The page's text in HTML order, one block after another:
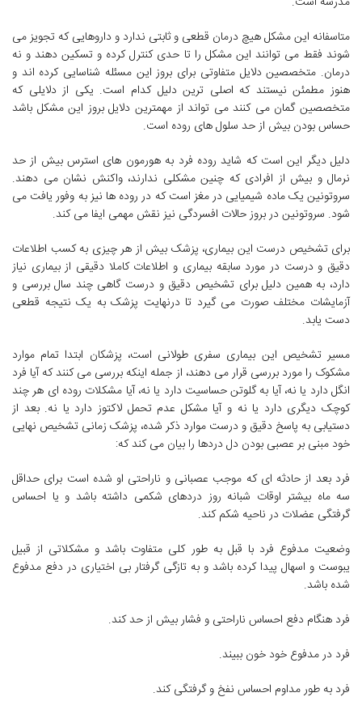
متاسفانه این مشکل هیچ درمان قطعی و ثابتی ندارد و داروهایی که تجویز می
شوند فقط می توانند این مشکل را تا حدی کنترل کرده و تسکین دهند و نه
درمان. متخصصین دلایل متفاوتی برای بروز این مسئله شناسایی کرده اند و
هنوز مطمئن نیستند که اصلی ترین دلیل کدام است. یکی از دلایلی که
متخصصین گمان می کنند می تواند از مهمترین دلایل بروز این مشکل باشد
حساس بودن بیش از حد سلول های روده است.
دلیل دیگر این است که شاید روده فرد به هورمون های استرس بیش از حد
نرمال و بیش از افرادی که چنین مشکلی ندارند، واکنش نشان می دهند.
سروتونین یک ماده شیمیایی در مغز است که در روده ها نیز به وفور یافت می
شود. سروتونین در بروز حالات افسردگی نیز نقش مهمی ایفا می کند.
برای تشخیص درست این بیماری، پزشک بیش از هر چیزی به کسب اطلاعات
دقیق و درست در مورد سابقه بیماری و اطلاعات کاملا دقیقی از بیماری نیاز
دارد، به همین دلیل برای تشخیص دقیق و درست گاهی چند سال بررسی و
آزمایشات مختلف صورت می گیرد تا درنهایت پزشک به یک نتیجه قطعی
دست یابد.
مسیر تشخیص این بیماری سفری طولانی است، پزشکان ابتدا تمام موارد
مشکوک را مورد بررسی قرار می دهند، از جمله اینکه بررسی می کنند که آیا فرد
انگل دارد یا نه، آیا به گلوتن حساسیت دارد یا نه، آیا مشکلات روده ای هر چند
کوچک دیگری دارد یا نه و آیا مشکل عدم تحمل لاکتوز دارد یا نه. بعد از
دستیابی به پاسخ دقیق و درست موارد ذکر شده، پزشک زمانی تشخیص نهایی
خود مبنی بر عصبی بودن دل دردها را بیان می کند که:
فرد بعد از حادثه ای که موجب عصبانی و ناراحتی او شده است برای حداقل
سه ماه بیشتر اوقات شبانه روز دردهای شکمی داشته باشد و یا احساس
گرفتگی عضلات در ناحیه شکم کند.
وضعیت مدفوع فرد با قبل به طور کلی متفاوت باشد و مشکلاتی از قبیل
یبوست و اسهال پیدا کرده باشد و به تازگی گرفتار بی اختیاری در دفع مدفوع
شده باشد.
فرد هنگام دفع احساس ناراحتی و فشار بیش از حد کند.
فرد در مدفوع خود خون ببیند.
فرد به طور مداوم احساس نفخ و گرفتگی کند.